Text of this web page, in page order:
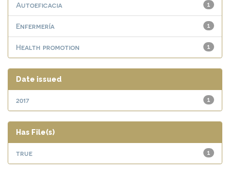
1
Autoeficacia
1
Enfermería
1
Health promotion
Date issued
1
2017
Has File(s)
1
true